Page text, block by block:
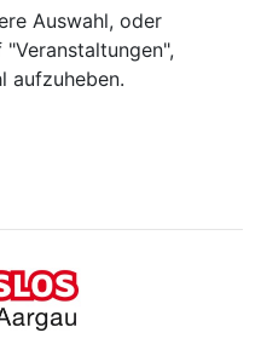
Auswahl, oder
aufzuheben.